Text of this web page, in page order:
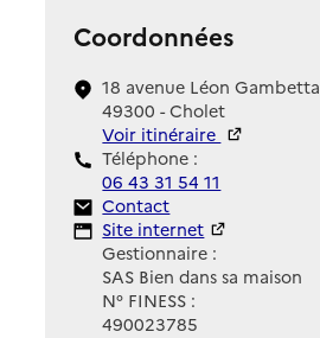
Coordonnées
18 avenue Léon Gambetta
49300 - Cholet
Voir itinéraire
Téléphone :
06 43 31 54 11
Contact
Contact
Site Internet
Site internet
Gestionnaire :
SAS Bien dans sa maison
N° FINESS :
490023785